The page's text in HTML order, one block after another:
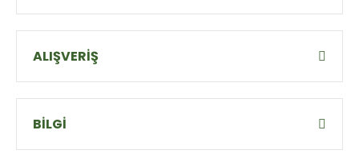
ALIŞVERİŞ
BİLGİ